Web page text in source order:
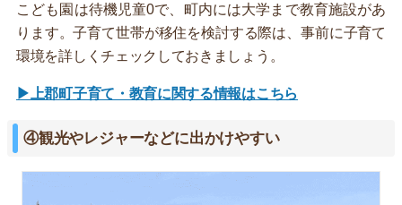
こども園は待機児童0で、町内には大学まで教育施設があ
ります。子育て世帯が移住を検討する際は、事前に子育て
環境を詳しくチェックしておきましょう。
▶上郡町子育て・教育に関する情報はこちら
④観光やレジャーなどに出かけやすい